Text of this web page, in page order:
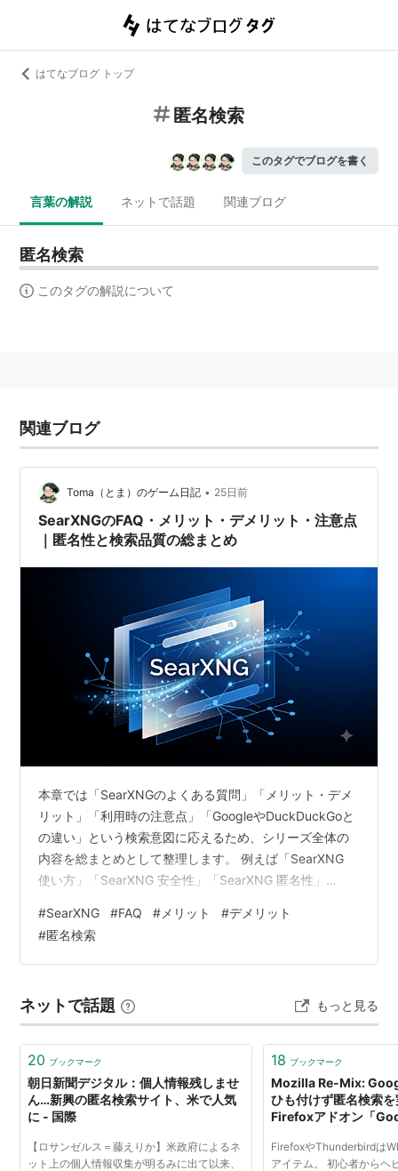
はてなブログ トップ
匿名検索
このタグでブログを書く
言葉の解説 ネットで話題 関連ブログ
匿名検索
このタグの解説について
関連ブログ
Toma（とま）のゲーム日記 • 25日前
SearXNGのFAQ・メリット・デメリット・注意点
｜匿名性と検索品質の総まとめ
本章では「SearXNGのよくある質問」「メリット・デメ
リット」「利用時の注意点」「GoogleやDuckDuckGoと
の違い」という検索意図に応えるため、シリーズ全体の
内容を総まとめとして整理します。 例えば「SearXNG
使い方」「SearXNG 安全性」「SearXNG 匿名性」
理由」といった検索意図に対応し、検索エンジン総合イ
ンデックスと連携して理解を深められるように設計して
います。 第1〜6章で技術構造・匿名性・比較・日本語検
いポイントをすべて網羅する章です。 …
#SearXNG #FAQ # メリット #デメリット
#匿名検索
ネットで話題 もっと見る
20 ブックマーク
朝日新聞デジタル：個人情報残しませ
ん…新興の匿名検索サイト、米で人気
に - 国際
【ロサンゼルス＝藤えりか】米政府によるネ
ット上の個人情報収集が明るみに出て以来、
18 ブックマーク
Mozilla Re-Mix:
ひも付けず匿名検索
Firefoxアドオン「
FirefoxやThunderbirdは
アイテム。 初心者からヘ